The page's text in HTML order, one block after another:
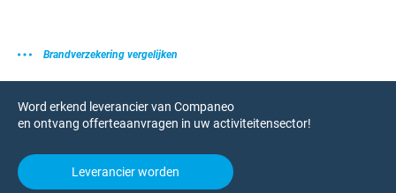
Brandverzekering vergelijken
Word erkend leverancier van Companeo
en ontvang offerteaanvragen in uw activiteitensector!
Leverancier worden